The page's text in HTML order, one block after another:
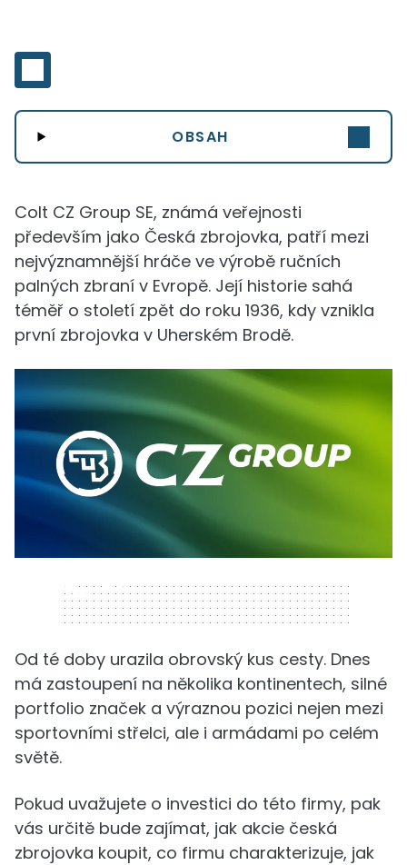
OBSAH
Colt CZ Group SE, známá veřejnosti
především jako Česká zbrojovka, patří mezi
nejvýznamnější hráče ve výrobě ručních
palných zbraní v Evropě. Její historie sahá
téměř o století zpět do roku 1936, kdy vznikla
první zbrojovka v Uherském Brodě.
320 x 50
Od té doby urazila obrovský kus cesty. Dnes
má zastoupení na několika kontinentech, silné
portfolio značek a výraznou pozici nejen mezi
sportovními střelci, ale i armádami po celém
světě.
Pokud uvažujete o investici do této firmy, pak
vás určitě bude zajímat, jak akcie česká
zbrojovka koupit, co firmu charakterizuje, jak